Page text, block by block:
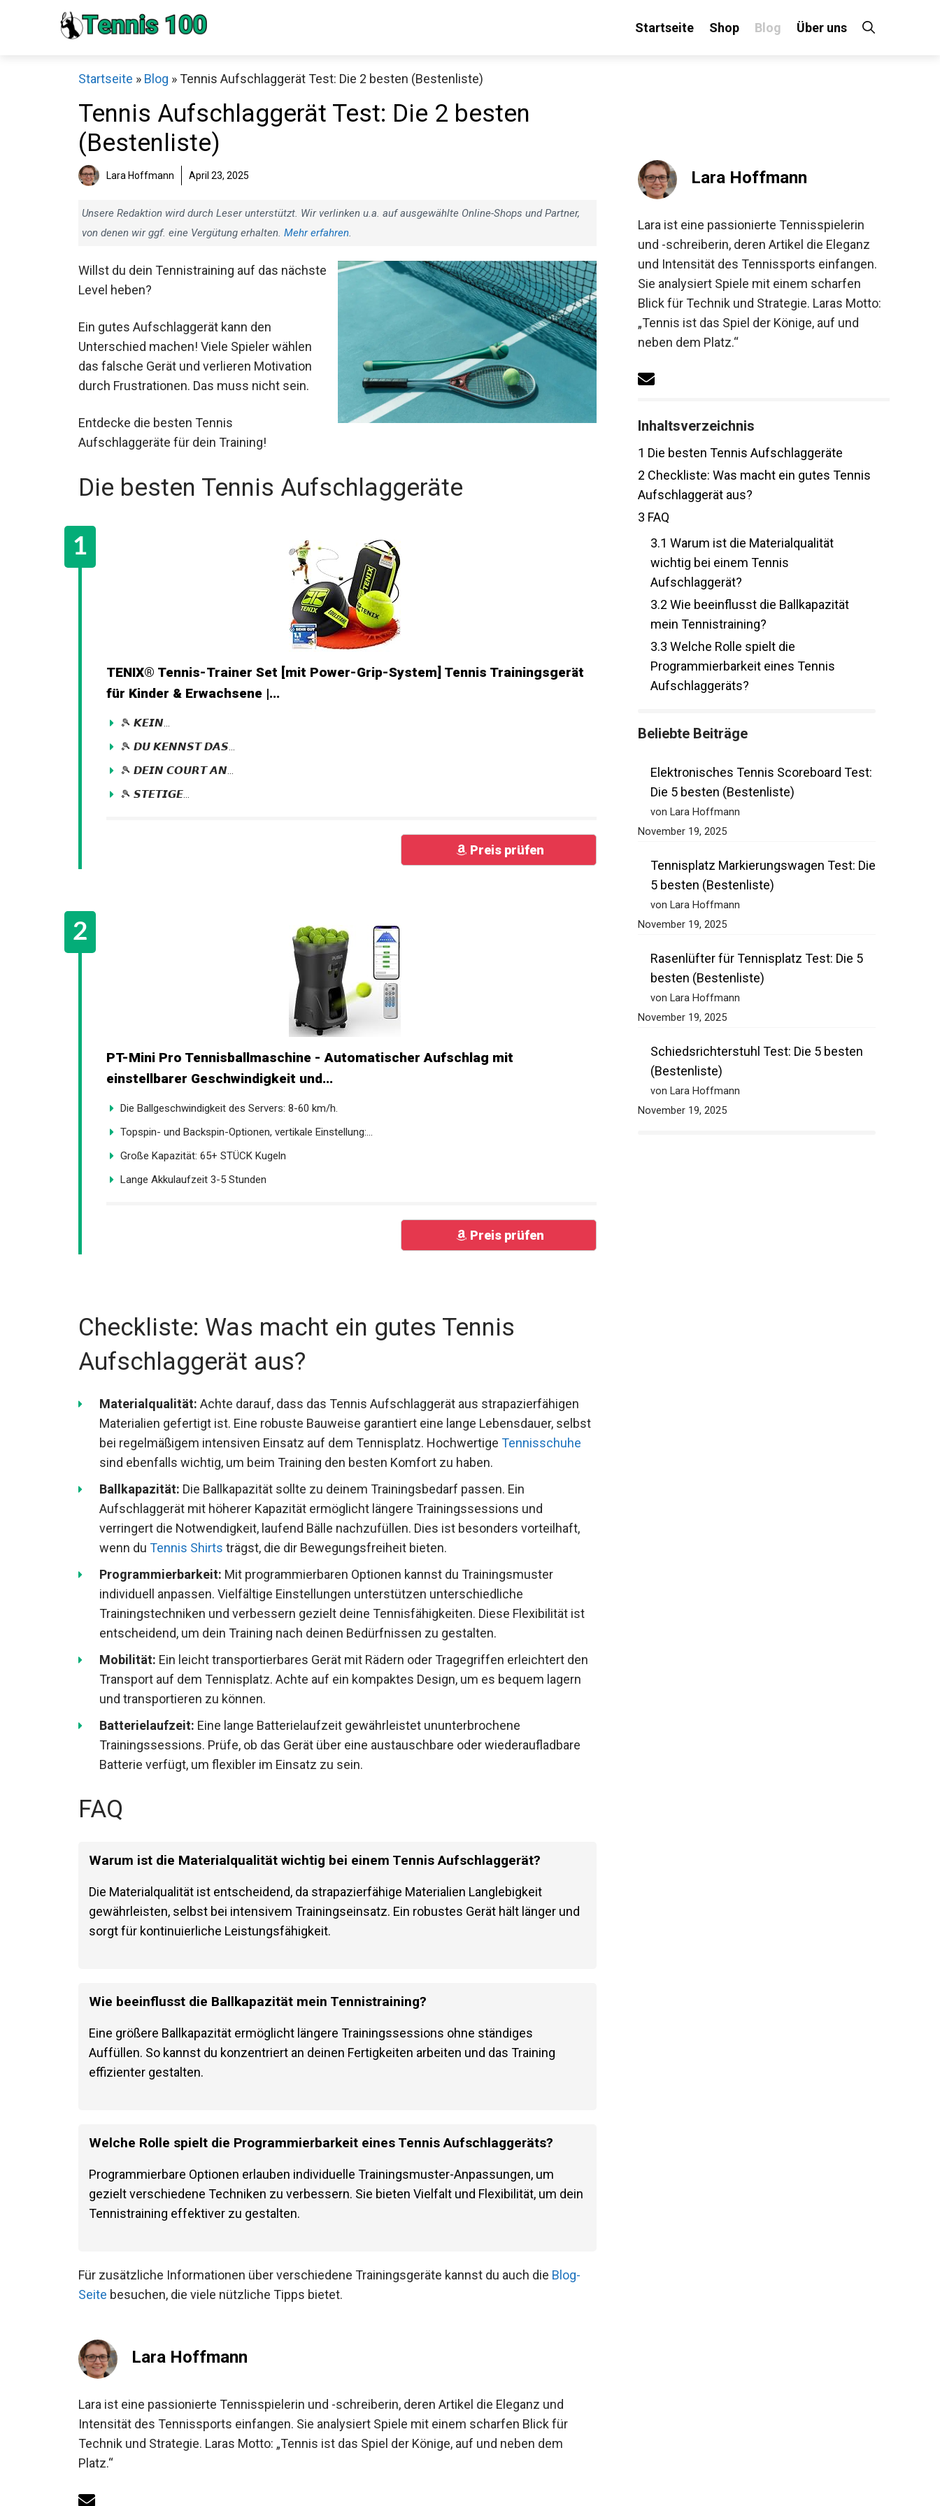
Startseite Shop Blog Über uns
Startseite » Blog »Tennis Aufschlaggerät Test: Die 2 besten (Bestenliste)
Tennis Aufschlaggerät Test: Die 2 besten
(Bestenliste)
Lara Hoffmann April 23, 2025
Unsere Redaktion wird durch Leser unterstützt. Wir verlinken u.a. auf ausgewählte Online-Shops und Partner,
von denen wir ggf. eine Vergütung erhalten. Mehr erfahren.
Willst du dein Tennistraining auf das
nächste Level heben?
Ein gutes Aufschlaggerät kann den
Unterschied machen! Viele Spieler wählen
das falsche Gerät und verlieren Motivation
durch Frustrationen. Das muss nicht sein.
Entdecke die besten Tennis
Aufschlaggeräte für dein Training!
Die besten Tennis Aufschlaggeräte
TENIX® Tennis-Trainer Set [mit Power-Grip-System] Tennis Trainingsgerät
für Kinder & Erwachsene |...
🎾 𝙆𝙀𝙄𝙉...
🎾 𝘿𝙐 𝙆𝙀𝙉𝙉𝙎𝙏 𝘿𝘼𝙎...
🎾 𝘿𝙀𝙄𝙉 𝘾𝙊𝙐𝙍𝙏 𝘼𝙉...
🎾 𝙎𝙏𝙀𝙏𝙄𝙂𝙀...
Preis prüfen
PT-Mini Pro Tennisballmaschine - Automatischer Aufschlag mit
einstellbarer Geschwindigkeit und...
Die Ballgeschwindigkeit des Servers: 8-60 km/h.
Topspin- und Backspin-Optionen, vertikale Einstellung:...
Große Kapazität: 65+ STÜCK Kugeln
Lange Akkulaufzeit 3-5 Stunden
Preis prüfen
Checkliste: Was macht ein gutes Tennis
Aufschlaggerät aus?
Materialqualität: Achte darauf, dass das Tennis Aufschlaggerät aus strapazierfähigen
Materialien gefertigt ist. Eine robuste Bauweise garantiert eine lange Lebensdauer,
selbst bei regelmäßigem intensiven Einsatz auf dem Tennisplatz. Hochwertige
Tennisschuhe sind ebenfalls wichtig, um beim Training den besten Komfort zu haben.
Ballkapazität: Die Ballkapazität sollte zu deinem Trainingsbedarf passen. Ein
Aufschlaggerät mit höherer Kapazität ermöglicht längere Trainingssessions und
verringert die Notwendigkeit, laufend Bälle nachzufüllen. Dies ist besonders vorteilhaft,
wenn du Tennis Shirts trägst, die dir Bewegungsfreiheit bieten.
Programmierbarkeit: Mit programmierbaren Optionen kannst du Trainingsmuster
individuell anpassen. Vielfältige Einstellungen unterstützen unterschiedliche
Trainingstechniken und verbessern gezielt deine Tennisfähigkeiten. Diese Flexibilität ist
entscheidend, um dein Training nach deinen Bedürfnissen zu gestalten.
Mobilität: Ein leicht transportierbares Gerät mit Rädern oder Tragegriffen erleichtert den
Transport auf dem Tennisplatz. Achte auf ein kompaktes Design, um es bequem lagern
und transportieren zu können.
Batterielaufzeit: Eine lange Batterielaufzeit gewährleistet ununterbrochene
Trainingssessions. Prüfe, ob das Gerät über eine austauschbare oder wiederaufladbare
Batterie verfügt, um flexibler im Einsatz zu sein.
FAQ
Warum ist die Materialqualität wichtig bei einem Tennis Aufschlaggerät?
Die Materialqualität ist entscheidend, da strapazierfähige Materialien Langlebigkeit
gewährleisten, selbst bei intensivem Trainingseinsatz. Ein robustes Gerät hält länger
und sorgt für kontinuierliche Leistungsfähigkeit.
Wie beeinflusst die Ballkapazität mein Tennistraining?
Eine größere Ballkapazität ermöglicht längere Trainingssessions ohne ständiges
Auffüllen. So kannst du konzentriert an deinen Fertigkeiten arbeiten und das Training
effizienter gestalten.
Welche Rolle spielt die Programmierbarkeit eines Tennis Aufschlaggeräts?
Programmierbare Optionen erlauben individuelle Trainingsmuster-Anpassungen, um
gezielt verschiedene Techniken zu verbessern. Sie bieten Vielfalt und Flexibilität, um
dein Tennistraining effektiver zu gestalten.
Für zusätzliche Informationen über verschiedene Trainingsgeräte kannst du auch die Blog-
Seite besuchen, die viele nützliche Tipps bietet.
Lara Hoffmann
Lara ist eine passionierte Tennisspielerin und -schreiberin, deren Artikel die Eleganz und
Intensität des Tennissports einfangen. Sie analysiert Spiele mit einem scharfen Blick für
Technik und Strategie. Laras Motto: „Tennis ist das Spiel der Könige, auf und neben dem
Platz.“
Lara Hoffmann
Lara ist eine passionierte Tennisspielerin
und -schreiberin, deren Artikel die Eleganz
und Intensität des Tennissports einfangen.
Sie analysiert Spiele mit einem scharfen
Blick für Technik und Strategie. Laras
Motto: „Tennis ist das Spiel der Könige, auf
und neben dem Platz.“
Inhaltsverzeichnis
Die besten Tennis Aufschlaggeräte
Checkliste: Was macht ein gutes Tennis
Aufschlaggerät aus?
FAQ
3.1Warum ist die Materialqualität
wichtig bei einem Tennis
Aufschlaggerät?
3.2Wie beeinflusst die Ballkapazität
mein Tennistraining?
3.3Welche Rolle spielt die
Programmierbarkeit eines Tennis
Aufschlaggeräts?
Beliebte Beiträge
Elektronisches Tennis Scoreboard Test:
Die 5 besten (Bestenliste)
von Lara Hoffmann
November 19, 2025
Tennisplatz Markierungswagen Test:
Die 5 besten (Bestenliste)
von Lara Hoffmann
November 19, 2025
Rasenlüfter für Tennisplatz Test: Die 5
besten (Bestenliste)
von Lara Hoffmann
November 19, 2025
Schiedsrichterstuhl Test: Die 5 besten
(Bestenliste)
von Lara Hoffmann
November 19, 2025
Decathlon Sale
Schaue dir jetzt die meistverkauften Produkte im Sale bei Decathlon an!
Jetzt anschauen